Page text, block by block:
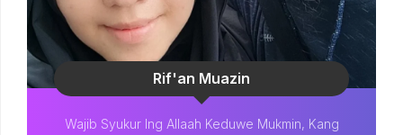
Rif'an Muazin
Wajib Syukur Ing Allaah Keduwe Mukmin, Kang